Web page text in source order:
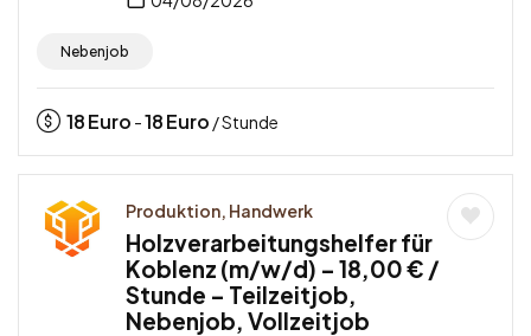
Nebenjob
18Euro -18Euro / Stunde
Produktion, Handwerk
Holzverarbeitungshelfer für
Koblenz (m/w/d) – 18,00 € /
Stunde – Teilzeitjob,
Nebenjob, Vollzeitjob